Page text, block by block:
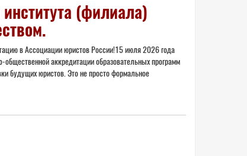
(филиала)
в Ассоциации юристов России!15 июля 2026 года
аккредитации образовательных программ
будущих юристов. Это не просто формальное